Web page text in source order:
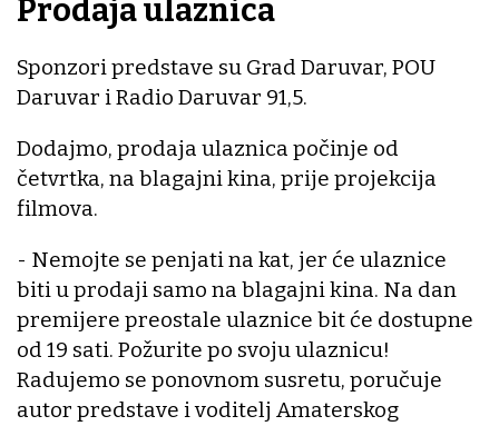
Prodaja ulaznica
Sponzori predstave su Grad Daruvar, POU
Daruvar i Radio Daruvar 91,5.
Dodajmo, prodaja ulaznica počinje od
četvrtka, na blagajni kina, prije projekcija
filmova.
- Nemojte se penjati na kat, jer će ulaznice
biti u prodaji samo na blagajni kina. Na dan
premijere preostale ulaznice bit će dostupne
od 19 sati. Požurite po svoju ulaznicu!
Radujemo se ponovnom susretu, poručuje
autor predstave i voditelj Amaterskog